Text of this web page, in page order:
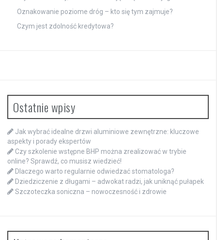
Oznakowanie poziome dróg – kto się tym zajmuje?
Czym jest zdolność kredytowa?
Ostatnie wpisy
Jak wybrać idealne drzwi aluminiowe zewnętrzne: kluczowe
aspekty i porady ekspertów
Czy szkolenie wstępne BHP można zrealizować w trybie
online? Sprawdź, co musisz wiedzieć!
Dlaczego warto regularnie odwiedzać stomatologa?
Dziedziczenie z długami – adwokat radzi, jak uniknąć pułapek
Szczoteczka soniczna – nowoczesność i zdrowie